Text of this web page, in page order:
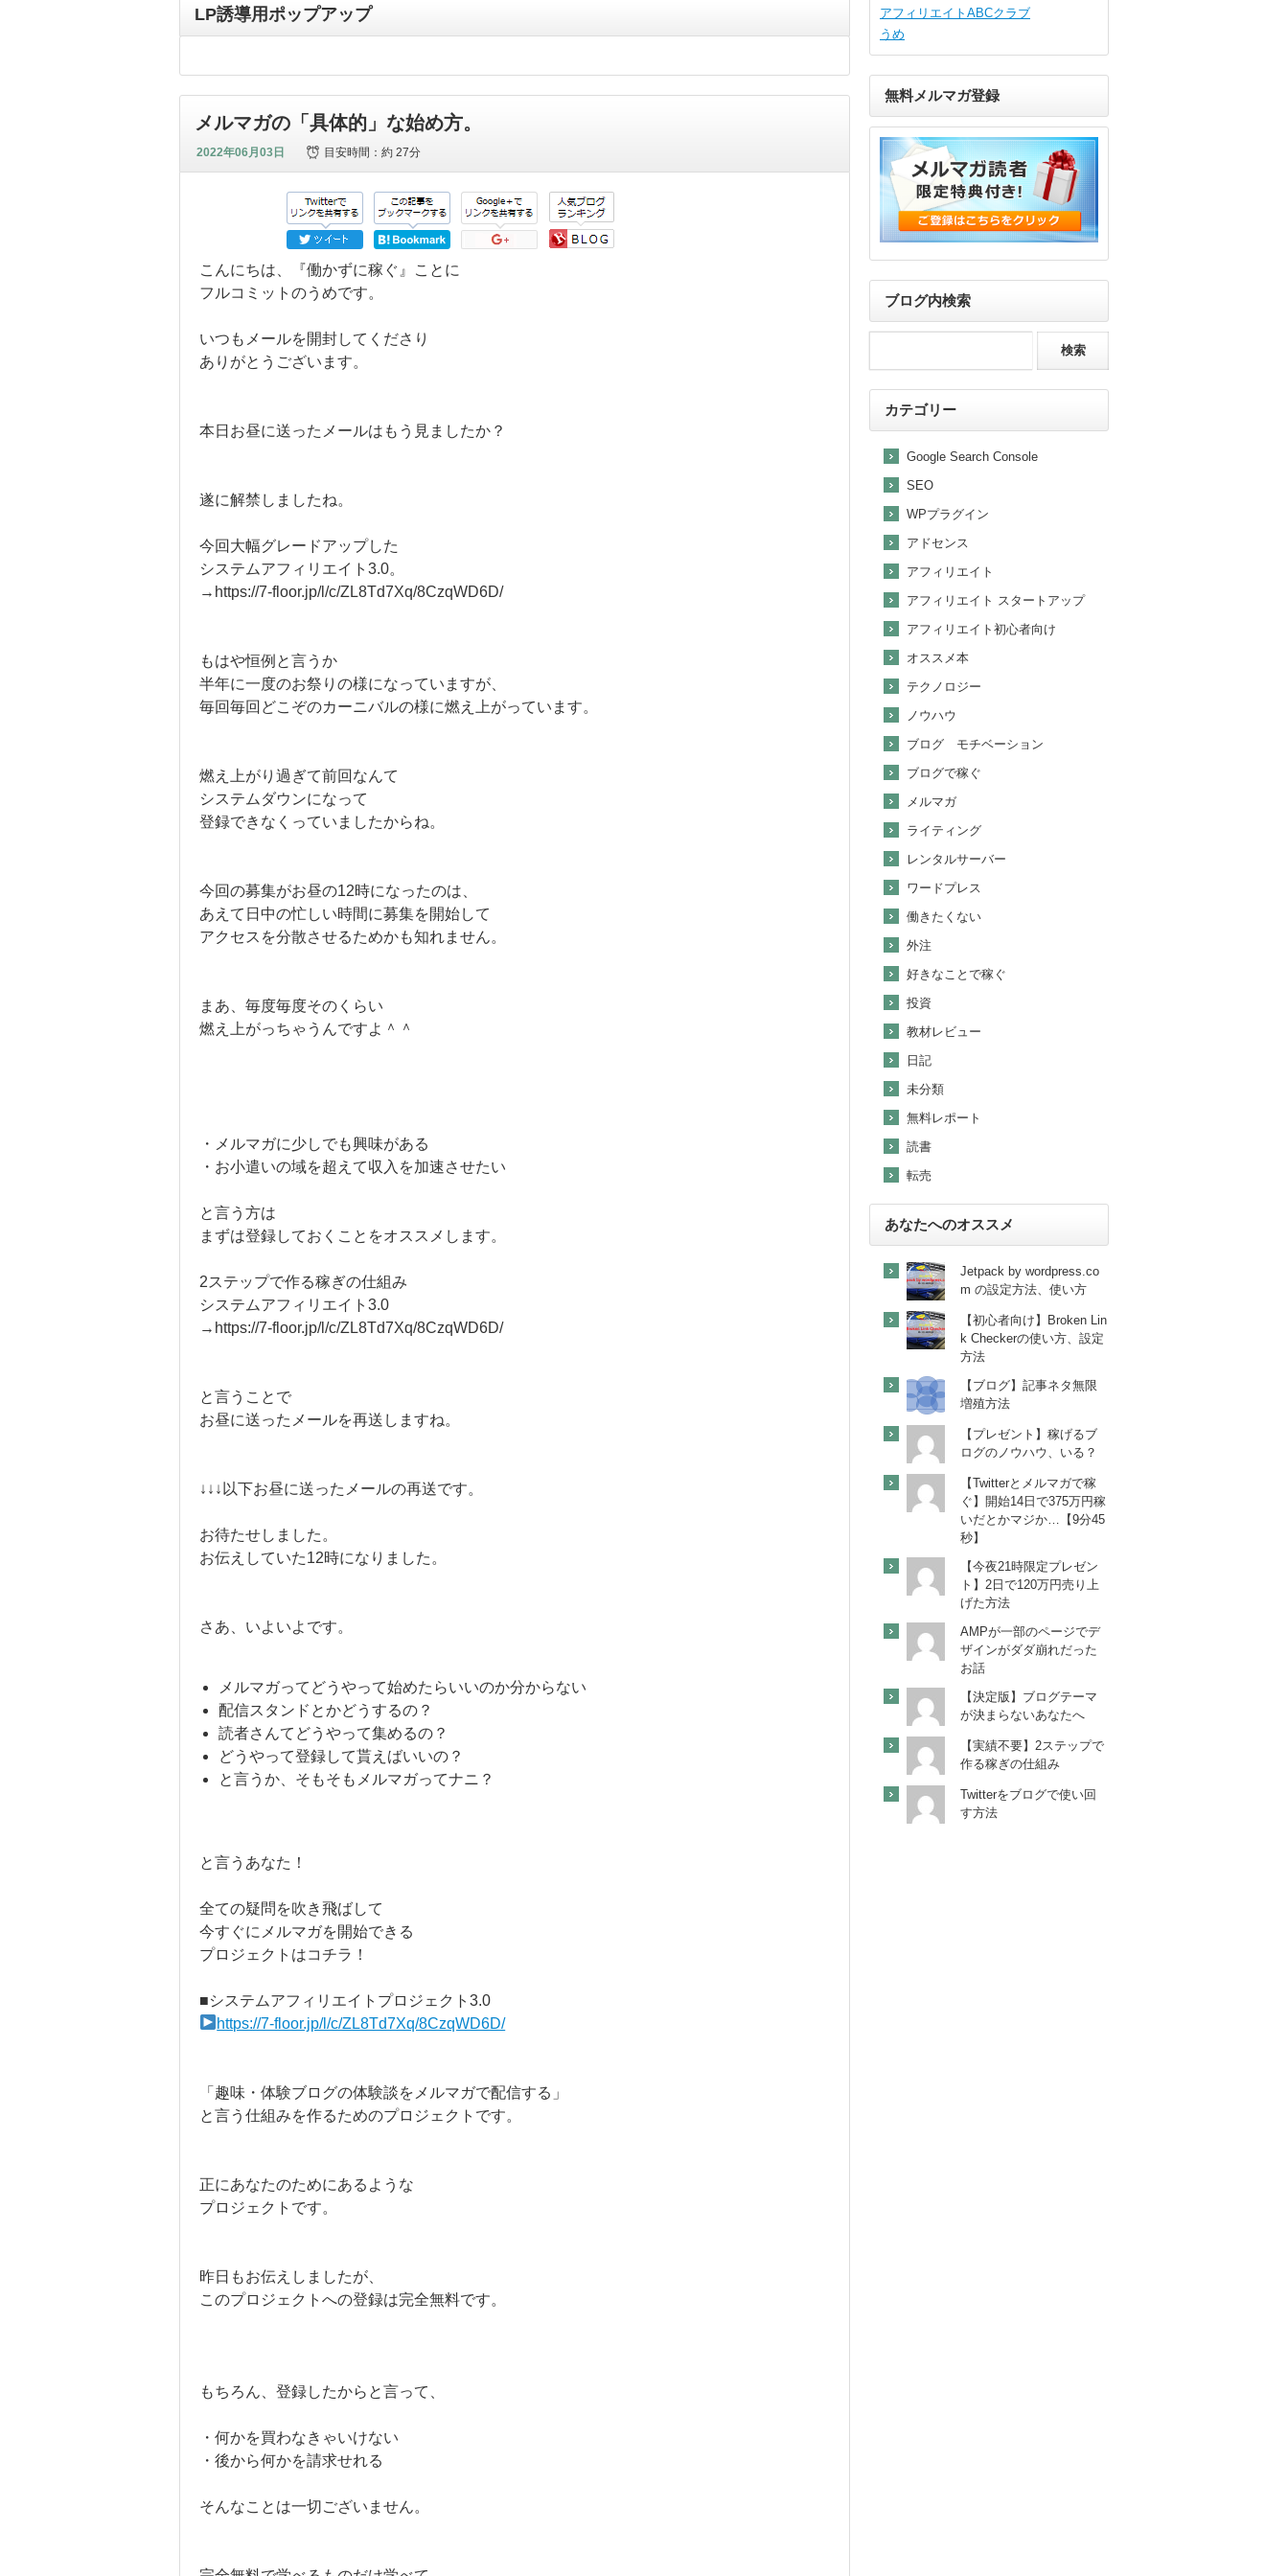
LP誘導用ポップアップ
メルマガの「具体的」な始め方。
2022年06月03日 目安時間：約 27分
こんにちは、『働かずに稼ぐ』ことに
フルコミットのうめです。
いつもメールを開封してくださり
ありがとうございます。
本日お昼に送ったメールはもう見ましたか？
遂に解禁しましたね。
今回大幅グレードアップした
システムアフィリエイト3.0。
→https://7-floor.jp/l/c/ZL8Td7Xq/8CzqWD6D/
もはや恒例と言うか
半年に一度のお祭りの様になっていますが、
毎回毎回どこぞのカーニバルの様に燃え上がっています。
燃え上がり過ぎて前回なんて
システムダウンになって
登録できなくっていましたからね。
今回の募集がお昼の12時になったのは、
あえて日中の忙しい時間に募集を開始して
アクセスを分散させるためかも知れません。
まあ、毎度毎度そのくらい
燃え上がっちゃうんですよ＾＾
・メルマガに少しでも興味がある
・お小遣いの域を超えて収入を加速させたい
と言う方は
まずは登録しておくことをオススメします。
2ステップで作る稼ぎの仕組み
システムアフィリエイト3.0
→https://7-floor.jp/l/c/ZL8Td7Xq/8CzqWD6D/
と言うことで
お昼に送ったメールを再送しますね。
↓↓↓以下お昼に送ったメールの再送です。
お待たせしました。
お伝えしていた12時になりました。
さあ、いよいよです。
メルマガってどうやって始めたらいいのか分からない
配信スタンドとかどうするの？
読者さんてどうやって集めるの？
どうやって登録して貰えばいいの？
と言うか、そもそもメルマガってナニ？
と言うあなた！
全ての疑問を吹き飛ばして
今すぐにメルマガを開始できる
プロジェクトはコチラ！
■システムアフィリエイトプロジェクト3.0
https://7-floor.jp/l/c/ZL8Td7Xq/8CzqWD6D/
「趣味・体験ブログの体験談をメルマガで配信する」
と言う仕組みを作るためのプロジェクトです。
正にあなたのためにあるような
プロジェクトです。
昨日もお伝えしましたが、
このプロジェクトへの登録は完全無料です。
もちろん、登録したからと言って、
・何かを買わなきゃいけない
・後から何かを請求せれる
そんなことは一切ございません。
アフィリエイトABCクラブ
うめ
無料メルマガ登録
ブログ内検索
カテゴリー
Google Search Console
SEO
WPプラグイン
アドセンス
アフィリエイト
アフィリエイト スタートアップ
アフィリエイト初心者向け
オススメ本
テクノロジー
ノウハウ
ブログ モチベーション
ブログで稼ぐ
メルマガ
ライティング
レンタルサーバー
ワードプレス
働きたくない
外注
好きなことで稼ぐ
投資
教材レビュー
日記
未分類
無料レポート
読書
転売
あなたへのオススメ
Jetpack by wordpress.co
m の設定方法、使い方
【初心者向け】Broken Lin
k Checkerの使い方、設定
方法
【ブログ】記事ネタ無限
増殖方法
【プレゼント】稼げるブ
ログのノウハウ、いる？
【Twitterとメルマガで稼
ぐ】開始14日で375万円稼
いだとかマジか…【9分45
秒】
【今夜21時限定プレゼン
ト】2日で120万円売り上
げた方法
AMPが一部のページでデ
ザインがダダ崩れだった
お話
【決定版】ブログテーマ
が決まらないあなたへ
【実績不要】2ステップで
作る稼ぎの仕組み
Twitterをブログで使い回
す方法